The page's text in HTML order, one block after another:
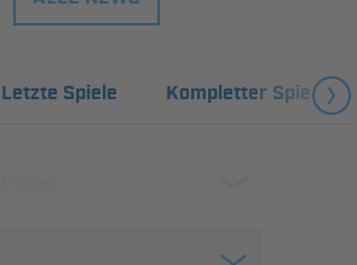
Letzte Spiele Kompletter Spielplan